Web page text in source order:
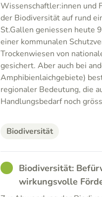
Wissenschaftler:innen und
der Biodiversität auf rund
St.Gallen geniessen heute
einer kommunalen
Trockenwiesen von
gesichert. Aber auch bei
Amphibienlaichgebiete)
regionaler Bedeutung, die
Handlungsbedarf noch
Biodiversität
GOODBiodiversität:
wirkungsvolle